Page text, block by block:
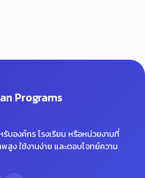
Programs
รับองค์กร โรงเรียน หรือหน่วยงานที่
ง ใช้งานง่าย และตอบโจทย์ความ